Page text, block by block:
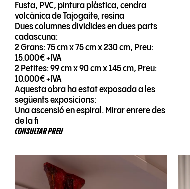
Fusta, PVC, pintura plàstica, cendra
volcànica de Tajogaite, resina
Dues columnes dividides en dues parts
cadascuna:
2 Grans: 75 cm x 75 cm x 230 cm, Preu:
15.000€ +IVA
2 Petites: 99 cm x 90 cm x 145 cm, Preu:
10.000€ +IVA
Aquesta obra ha estat exposada a les
següents exposicions:
Una ascensió en espiral. Mirar enrere des
de la fi
CONSULTAR PREU